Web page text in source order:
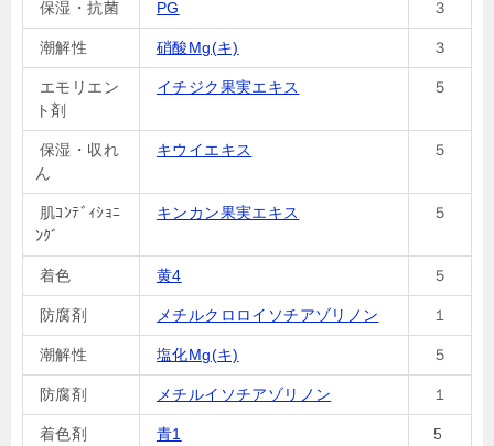
保湿・抗菌 PG ３
潮解性 硝酸Mg(キ) ３
エモリエン
ト剤
イチジク果実エキス ５
保湿・収れ
ん
キウイエキス ５
肌ｺﾝﾃﾞｨｼｮﾆ
ﾝｸﾞ
キンカン果実エキス ５
着色 黄4 ５
防腐剤 メチルクロロイソチアゾリノン １
潮解性 塩化Mg(キ) ５
防腐剤 メチルイソチアゾリノン １
着色剤 青1 5